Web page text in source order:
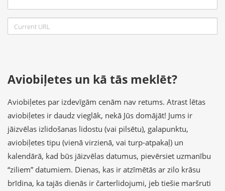
Aviobiļetes un kā tās meklēt?
Aviobiļetes par izdevīgām cenām nav retums. Atrast lētas
aviobiļetes ir daudz vieglāk, nekā Jūs domājāt! Jums ir
jāizvēlas izlidošanas lidostu (vai pilsētu), galapunktu,
aviobiļetes tipu (vienā virzienā, vai turp-atpakaļ) un
kalendārā, kad būs jāizvēlas datumus, pievērsiet uzmanību
“ziliem” datumiem. Dienas, kas ir atzīmētās ar zilo krāsu
brīdina, ka tajās dienās ir čarterlidojumi, jeb tiešie maršruti